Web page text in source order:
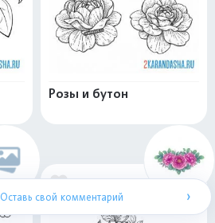
Розы и бутон
339
Оставь свой комментарий ›